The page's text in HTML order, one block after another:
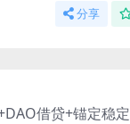
分享
借贷+锚定稳